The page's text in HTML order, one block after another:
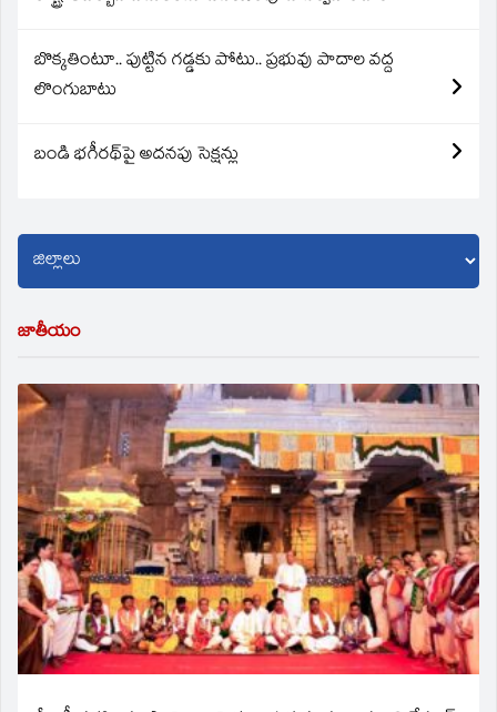
బొక్కతింటూ.. పుట్టిన గడ్డకు పోటు.. ప్రభువు పాదాల వద్ద
లొంగుబాటు
బండి భగీరథ్‌పై అదనపు సెక్షన్లు
జాతీయం